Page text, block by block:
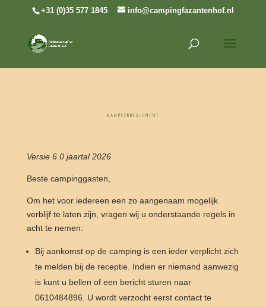
+31 (0)35 577 1845 info@campingfazantenhof.nl
KAMPEERREGLEMENT
Versie 6.0 jaartal 2026
Beste campinggasten,
Om het voor iedereen een zo aangenaam mogelijk
verblijf te laten zijn, vragen wij u onderstaande regels in
acht te nemen:
Bij aankomst op de camping is een ieder verplicht zich
te melden bij de receptie. Indien er niemand aanwezig
is kunt u bellen of een bericht sturen naar
0610484896. U wordt verzocht eerst contact te